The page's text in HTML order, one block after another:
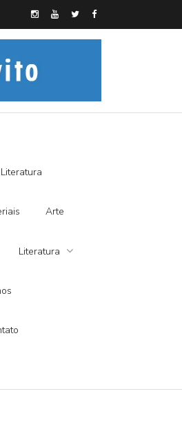
E A DITADURA DIGITAL
Arte
Literatura